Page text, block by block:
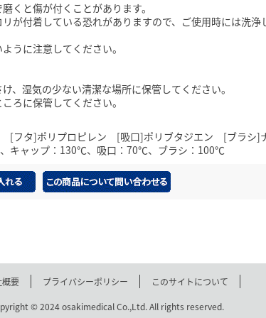
くと傷が付くことがあります。
リが付着している恐れがありますので、ご使用時には洗浄
うに注意してください。
、湿気の少ない清潔な場所に保管してください。
ろに保管してください。
[フタ]ポリプロピレン [吸口]ポリブタジエン [ブラシ]
キャップ：130℃、吸口：70℃、ブラシ：100℃
概要 プライバシーポリシー このサイトについて
© 2024 osakimedical Co.,Ltd. All rights reserved.